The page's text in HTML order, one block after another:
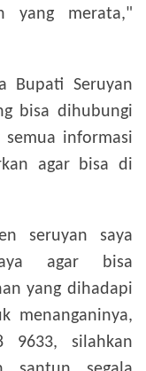
yang merata,"
Bupati Seruyan
bisa dihubungi
semua informasi
agar bisa di
seruyan saya
agar bisa
yang dihadapi
menanganinya,
silahkan